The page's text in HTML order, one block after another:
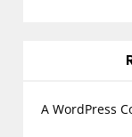
A WordPress